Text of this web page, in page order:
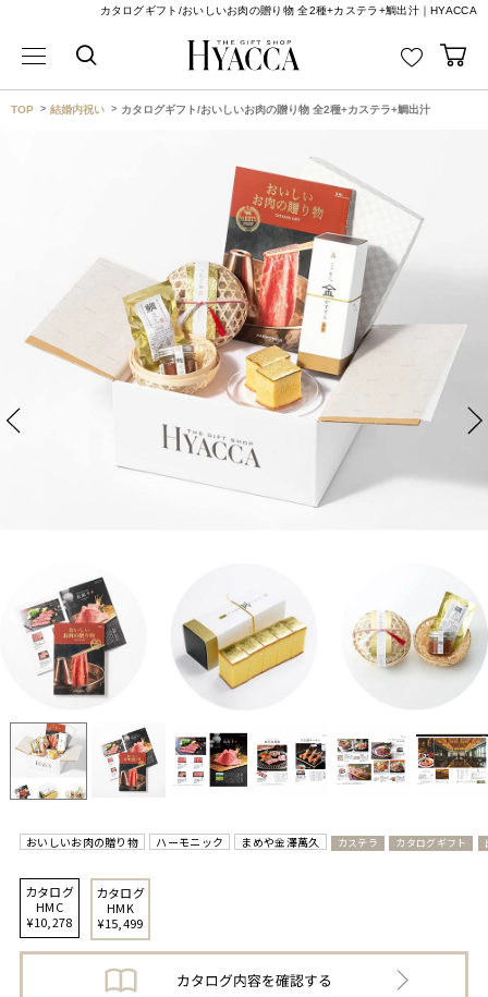
カタログギフト/おいしいお肉の贈り物 全2種+カステラ+鯛出汁｜HYACCA
TOP 結婚内祝い カタログギフト/おいしいお肉の贈り物 全2種+カステラ+鯛出汁
おいしいお肉の贈り物 ハーモニック まめや金澤萬久 カステラ カタログギフト
カタログ
HMC
¥10,278
カタログ
HMK
¥15,499